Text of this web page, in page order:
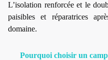
L’isolation renforcée et le
paisibles et réparatrices
domaine.
Pourquoi choisir un